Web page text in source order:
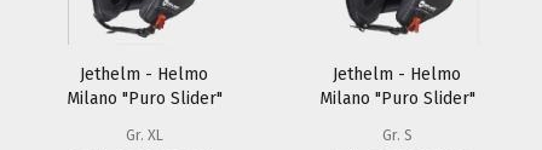
Jethelm - Helmo
Milano "Puro Slider"
Gr. XL
Jethelm - Helmo
Milano "Puro Slider"
Gr. S